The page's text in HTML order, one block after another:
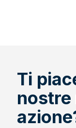
Ti
nostre